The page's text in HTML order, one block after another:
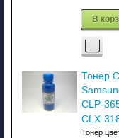
В
Тонер
CLP-
CLX-
Тонер